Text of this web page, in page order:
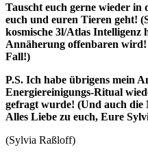
Tauscht euch gerne wieder in
euch und euren Tieren geht!
kosmische 3l/Atlas Intelligenz
Annäherung offenbaren
Fall!)
P.S. Ich habe übrigens mein
Energiereinigungs-Ritual
gefragt wurde! (Und auch die
Alles Liebe zu euch, Eure
(Sylvia Raßloff)